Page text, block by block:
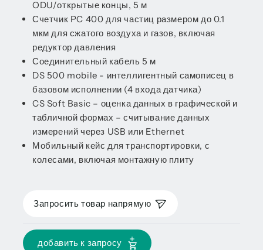
ODU/открытые концы, 5 м
Счетчик PC 400 для частиц размером до 0.1
мкм для сжатого воздуха и газов, включая
редуктор давления
Соединительный кабель 5 м
DS 500 mobile - интеллигентный самописец в
базовом исполнении (4 входа датчика)
CS Soft Basic – оценка данных в графической и
табличной формах – считывание данных
измерений через USB или Ethernet
Мобильный кейс для транспортировки, с
колесами, включая монтажную плиту
Запросить товар напрямую
добавить к запросу